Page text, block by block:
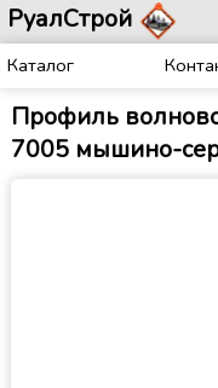
РуалСтрой
Каталог
Профиль
7005 мышино-